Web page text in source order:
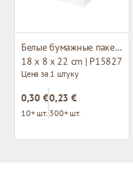
Белые бумажные пакеты с плетёными ручками
18 x 8 x 22 cm | P15827
Цена за 1 штуку
0,30 €
10+ шт.
0,23 €
300+ шт.